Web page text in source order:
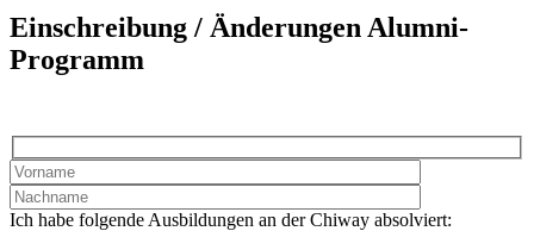
Einschreibung / Änderungen Alumni-
Programm
Ich habe folgende Ausbildungen an der Chiway absolviert: